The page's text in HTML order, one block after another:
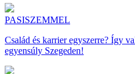
PASISZEMMEL
Család és karrier egyszerre? Így
egyensúly Szegeden!